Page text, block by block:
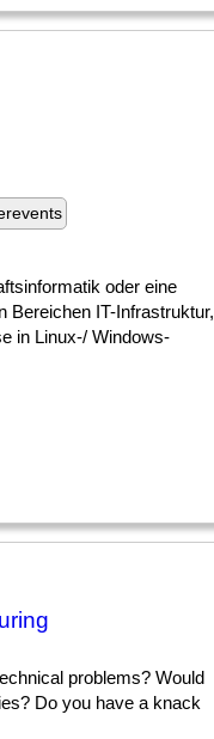
oder eine
Bereichen IT-Infrastruktur,
in Linux-/ Windows-
problems? Would
Do you have a knack